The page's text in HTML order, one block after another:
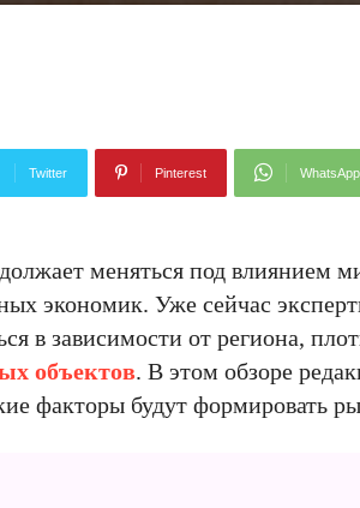
Twitter Pinterest WhatsApp
меняться под влиянием
экономик. Уже сейчас
в зависимости от региона,
объектов. В этом обзоре
факторы будут формировать